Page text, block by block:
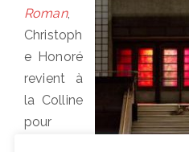
Roman,
Christoph
e Honoré
revient à
la Colline
pour